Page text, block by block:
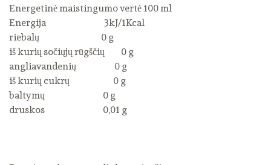
Energetinė maistingumo vertė 100 ml
Energija 3kJ/1Kcal
riebalų 0 g
iš kurių sočiųjų rūgščių 0 g
angliavandenių 0 g
iš kurių cukrų 0 g
baltymų 0 g
druskos 0,01 g